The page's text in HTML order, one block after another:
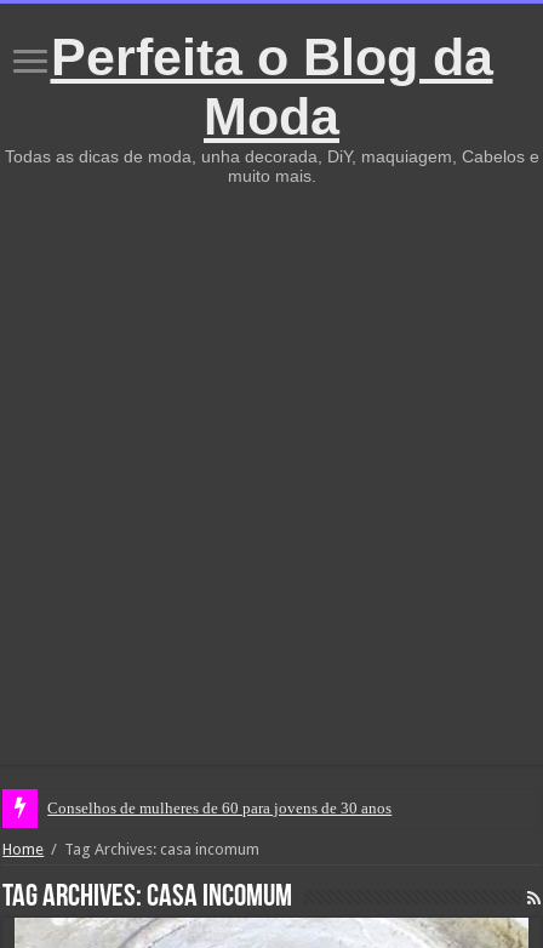
Perfeita o Blog da
Moda
Todas as dicas de moda, unha decorada, DiY, maquiagem, Cabelos e
muito mais.
Conselhos de mulheres de 60 para jovens de 30 anos
Home / Tag Archives: casa incomum
Tag Archives:casa incomum